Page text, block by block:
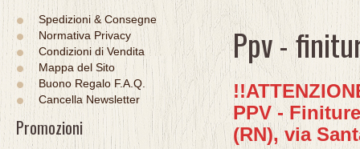
Spedizioni & Consegne
Normativa Privacy
Condizioni di Vendita
Mappa del Sito
Buono Regalo F.A.Q.
Cancella Newsletter
Promozioni
Ppv -
PPV -
(RN), via